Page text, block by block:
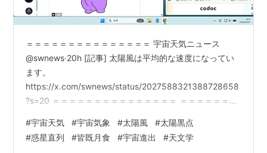
＝＝＝＝＝＝＝＝＝＝＝＝＝＝＝ 宇宙天気ニュース
@swnews·20h [記事] 太陽風は平均的な速度になってい
ます。
https://x.com/swnews/status/2027588321388728658
?s=20 ＝＝＝＝＝＝＝＝＝＝＝＝＝＝＝ ＝＝＝＝＝＝＝
天体イベント】 2026年3月は、満月が赤銅色に見える
「皆既月食」が日本全国で起こります。 また、しし座の1
#宇宙天気 #宇宙気象 #太陽風 #太陽黒点
#惑星直列 #皆既月食 #宇宙進出 #天文学